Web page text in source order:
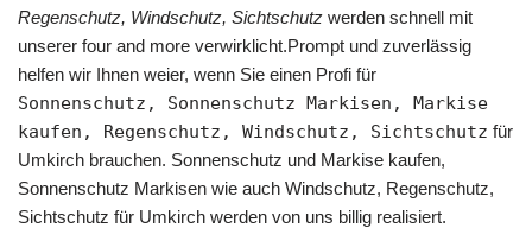
Regenschutz, Windschutz, Sichtschutz werden schnell mit
unserer four and more verwirklicht.Prompt und zuverlässig
helfen wir Ihnen weier, wenn Sie einen Profi für
Sonnenschutz, Sonnenschutz Markisen, Markise
kaufen, Regenschutz, Windschutz, Sichtschutz für
Umkirch brauchen. Sonnenschutz und Markise kaufen,
Sonnenschutz Markisen wie auch Windschutz, Regenschutz,
Sichtschutz für Umkirch werden von uns billig realisiert.